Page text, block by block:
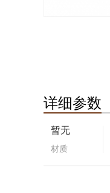
详细参数
暂无
材质